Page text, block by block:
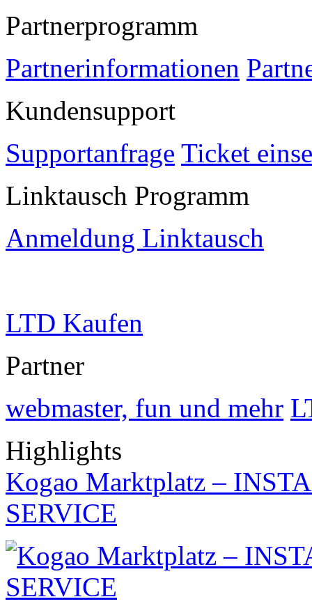
Partnerprogramm
Partnerinformationen
Kundensupport
Supportanfrage Ticket
Linktausch Programm
Anmeldung Linktausch
LTD Kaufen
Partner
webmaster, fun und mehr
Highlights
Kogao Marktplatz –
SERVICE